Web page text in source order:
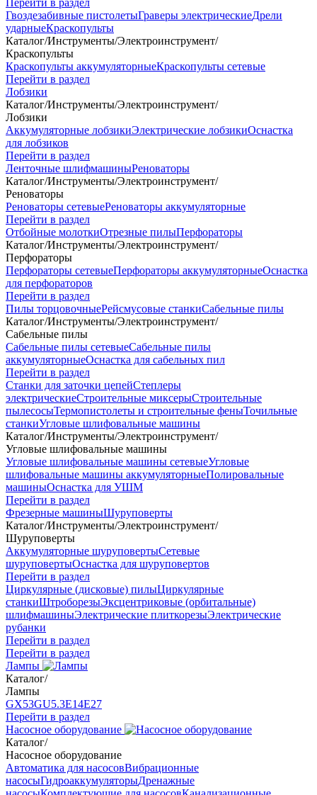
Перейти в раздел
Гвоздезабивные пистолетыГраверы электрическиеДрели
ударныеКраскопульты
Каталог/Инструменты/Электроинструмент/
Краскопульты
Краскопульты аккумуляторныеКраскопульты сетевые
Перейти в раздел
Лобзики
Каталог/Инструменты/Электроинструмент/
Лобзики
Аккумуляторные лобзикиЭлектрические лобзикиОснастка
для лобзиков
Перейти в раздел
Ленточные шлифмашиныРеноваторы
Каталог/Инструменты/Электроинструмент/
Реноваторы
Реноваторы сетевыеРеноваторы аккумуляторные
Перейти в раздел
Отбойные молоткиОтрезные пилыПерфораторы
Каталог/Инструменты/Электроинструмент/
Перфораторы
Перфораторы сетевыеПерфораторы аккумуляторныеОснастка
для перфораторов
Перейти в раздел
Пилы торцовочныеРейсмусовые станкиСабельные пилы
Каталог/Инструменты/Электроинструмент/
Сабельные пилы
Сабельные пилы сетевыеСабельные пилы
аккумуляторныеОснастка для сабельных пил
Перейти в раздел
Станки для заточки цепейСтеплеры
электрическиеСтроительные миксерыСтроительные
пылесосыТермопистолеты и строительные феныТочильные
станкиУгловые шлифовальные машины
Каталог/Инструменты/Электроинструмент/
Угловые шлифовальные машины
Угловые шлифовальные машины сетевыеУгловые
шлифовальные машины аккумуляторныеПолировальные
машиныОснастка для УШМ
Перейти в раздел
Фрезерные машиныШуруповерты
Каталог/Инструменты/Электроинструмент/
Шуруповерты
Аккумуляторные шуруповертыСетевые
шуруповертыОснастка для шуруповертов
Перейти в раздел
Циркулярные (дисковые) пилыЦиркулярные
станкиШтроборезыЭксцентриковые (орбитальные)
шлифмашиныЭлектрические плиткорезыЭлектрические
рубанки
Перейти в раздел
Перейти в раздел
Лампы
Каталог/
Лампы
GX53GU5.3Е14Е27
Перейти в раздел
Насосное оборудование
Каталог/
Насосное оборудование
Автоматика для насосовВибрационные
насосыГидроаккумуляторыДренажные